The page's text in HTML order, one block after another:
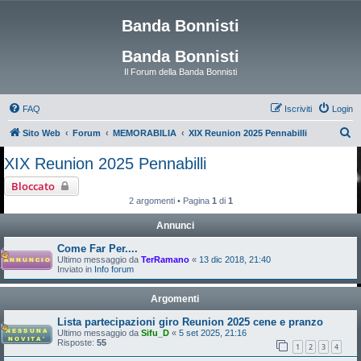
Banda Bonnisti
Banda Bonnisti
Il Forum della Banda Bonnisti
FAQ Login
Iscriviti
Sito Web Forum MEMORABILIA XIX Reunion 2025 Pennabilli
XIX Reunion 2025 Pennabilli
Bloccato
2 argomenti • Pagina 1 di 1
Annunci
Come Far Per....
Ultimo messaggio da TerRamano « 13 dic 2018, 21:40
Inviato in Info forum
Argomenti
Lista partecipazioni giro Reunion 2025 cene e pranzo
Ultimo messaggio da Sifu_D « 5 set 2025, 21:16
Risposte: 55 1 2 3 4